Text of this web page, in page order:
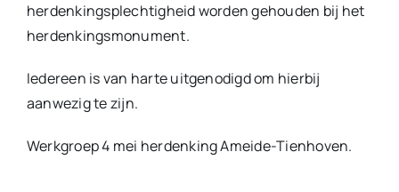
herdenkingsplechtigheid worden gehouden bij het
herdenkingsmonument.
Iedereen is van harte uitgenodigd om hierbij
aanwezig te zijn.
Werkgroep 4 mei herdenking Ameide-Tienhoven.